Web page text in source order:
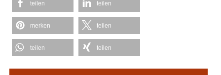
teilen teilen
merken teilen
teilen teilen